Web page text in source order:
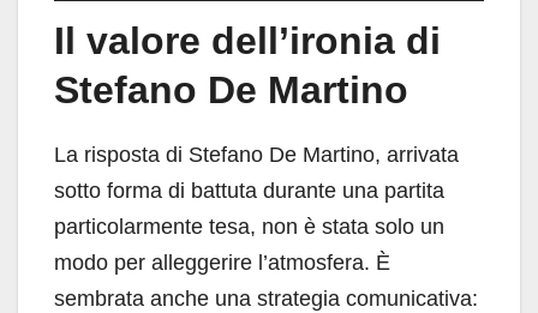
Il valore dell’ironia di
Stefano De Martino
La risposta di Stefano De Martino, arrivata
sotto forma di battuta durante una partita
particolarmente tesa, non è stata solo un
modo per alleggerire l’atmosfera. È
sembrata anche una strategia comunicativa: